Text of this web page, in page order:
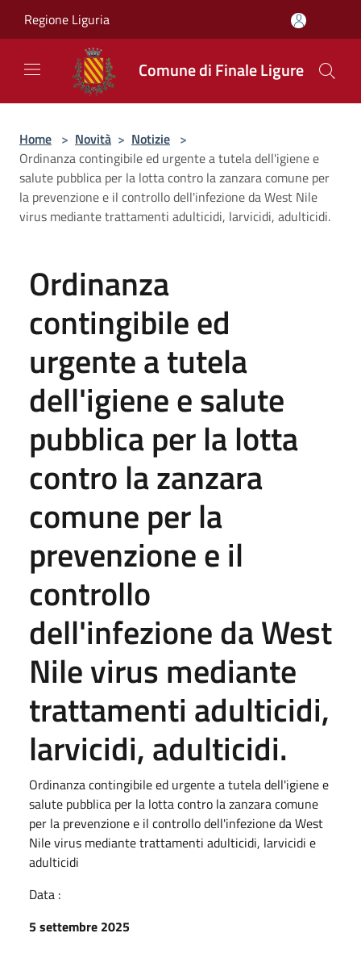
Regione Liguria
Comune di Finale Ligure
Home > Novità > Notizie >
Ordinanza contingibile ed urgente a tutela dell'igiene e
salute pubblica per la lotta contro la zanzara comune per
la prevenzione e il controllo dell'infezione da West Nile
virus mediante trattamenti adulticidi, larvicidi, adulticidi.
Ordinanza
contingibile ed
urgente a tutela
dell'igiene e salute
pubblica per la lotta
contro la zanzara
comune per la
prevenzione e il
controllo
dell'infezione da West
Nile virus mediante
trattamenti adulticidi,
larvicidi, adulticidi.
Ordinanza contingibile ed urgente a tutela dell'igiene e
salute pubblica per la lotta contro la zanzara comune
per la prevenzione e il controllo dell'infezione da West
Nile virus mediante trattamenti adulticidi, larvicidi e
adulticidi
Data :
5 settembre 2025